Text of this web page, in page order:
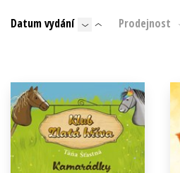
Beletrie pro děti
Byznys a ekonomie
Datum vydání Prodejnost